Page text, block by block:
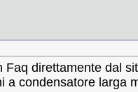
direttamente dal
condensatore larga